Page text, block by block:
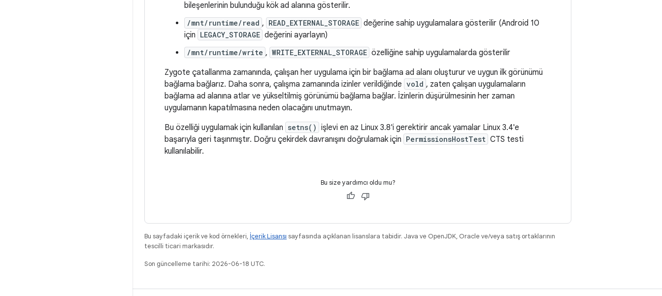
bileşenlerinin bulunduğu kök ad alanına gösterilir.
/mnt/runtime/read , READ_EXTERNAL_STORAGE değerine sahip uygulamalara gösterilir (Android 10
için LEGACY_STORAGE değerini ayarlayın)
/mnt/runtime/write , WRITE_EXTERNAL_STORAGE özelliğine sahip uygulamalarda gösterilir
Zygote çatallanma zamanında, çalışan her uygulama için bir bağlama ad alanı oluşturur ve uygun ilk görünümü
bağlama bağlarız. Daha sonra, çalışma zamanında izinler verildiğinde vold , zaten çalışan uygulamaların
bağlama ad alanına atlar ve yükseltilmiş görünümü bağlama bağlar. İzinlerin düşürülmesinin her zaman
uygulamanın kapatılmasına neden olacağını unutmayın.
Bu özelliği uygulamak için kullanılan setns() işlevi en az Linux 3.8'i gerektirir ancak yamalar Linux 3.4'e
başarıyla geri taşınmıştır. Doğru çekirdek davranışını doğrulamak için PermissionsHostTest CTS testi
kullanılabilir.
Bu size yardımcı oldu mu?
Bu sayfadaki içerik ve kod örnekleri, İçerik Lisansı sayfasında açıklanan lisanslara tabidir. Java ve OpenJDK, Oracle ve/veya satış ortaklarının
tescilli ticari markasıdır.
Son güncelleme tarihi: 2026-06-18 UTC.